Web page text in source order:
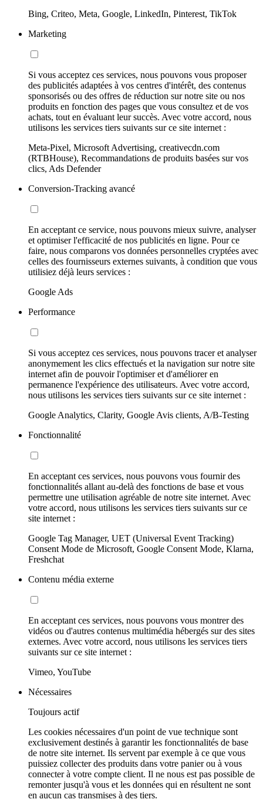
Bing, Criteo, Meta, Google, LinkedIn, Pinterest, TikTok
Marketing
Si vous acceptez ces services, nous pouvons vous proposer
des publicités adaptées à vos centres d'intérêt, des contenus
sponsorisés ou des offres de réduction sur notre site ou nos
produits en fonction des pages que vous consultez et de vos
achats, tout en évaluant leur succès. Avec votre accord, nous
utilisons les services tiers suivants sur ce site internet :
Meta-Pixel, Microsoft Advertising, creativecdn.com
(RTBHouse), Recommandations de produits basées sur vos
clics, Ads Defender
Conversion-Tracking avancé
En acceptant ce service, nous pouvons mieux suivre, analyser
et optimiser l'efficacité de nos publicités en ligne. Pour ce
faire, nous comparons vos données personnelles cryptées avec
celles des fournisseurs externes suivants, à condition que vous
utilisiez déjà leurs services :
Google Ads
Performance
Si vous acceptez ces services, nous pouvons tracer et analyser
anonymement les clics effectués et la navigation sur notre site
internet afin de pouvoir l'optimiser et d'améliorer en
permanence l'expérience des utilisateurs. Avec votre accord,
nous utilisons les services tiers suivants sur ce site internet :
Google Analytics, Clarity, Google Avis clients, A/B-Testing
Fonctionnalité
En acceptant ces services, nous pouvons vous fournir des
fonctionnalités allant au-delà des fonctions de base et vous
permettre une utilisation agréable de notre site internet. Avec
votre accord, nous utilisons les services tiers suivants sur ce
site internet :
Google Tag Manager, UET (Universal Event Tracking)
Consent Mode de Microsoft, Google Consent Mode, Klarna,
Freshchat
Contenu média externe
En acceptant ces services, nous pouvons vous montrer des
vidéos ou d'autres contenus multimédia hébergés sur des sites
externes. Avec votre accord, nous utilisons les services tiers
suivants sur ce site internet :
Vimeo, YouTube
Nécessaires
Toujours actif
Les cookies nécessaires d'un point de vue technique sont
exclusivement destinés à garantir les fonctionnalités de base
de notre site internet. Ils servent par exemple à ce que vous
puissiez collecter des produits dans votre panier ou à vous
connecter à votre compte client. Il ne nous est pas possible de
remonter jusqu'à vous et les données qui en résultent ne sont
en aucun cas transmises à des tiers.